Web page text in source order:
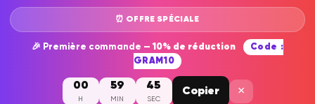
⏰ OFFRE SPÉCIALE
🎉 Première commande — 10% de réduction
Code :
GRAM10
00
H
59
MIN
45
SEC
Copier ×